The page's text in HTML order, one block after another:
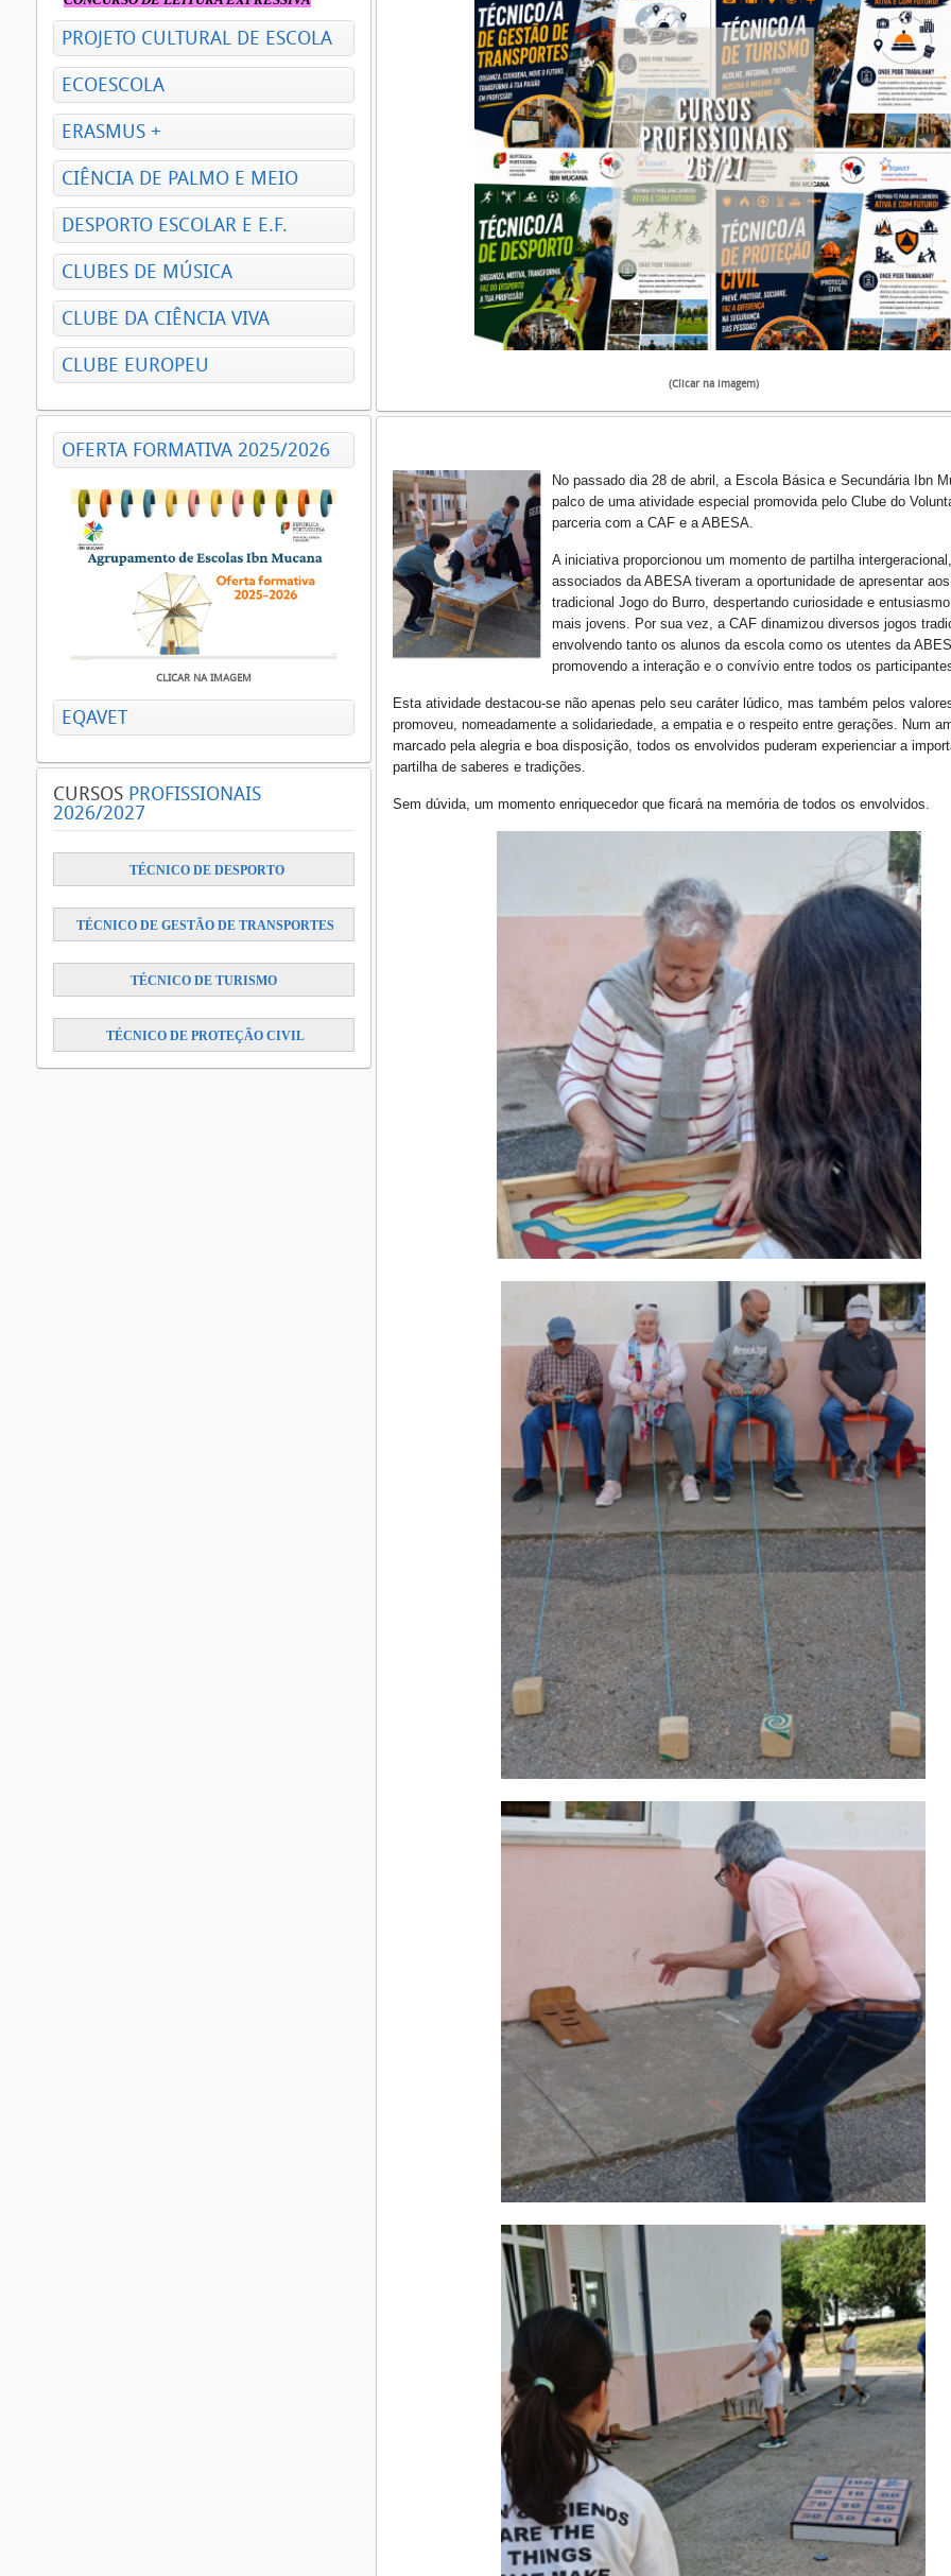
(Clicar na imagem)
No passado dia 28 de abril, a Escola Básica e Secundária Ibn
palco de uma atividade especial promovida pelo Clube do
parceria com a CAF e a ABESA.
A iniciativa proporcionou um momento de partilha
associados da ABESA tiveram a oportunidade de apresentar
tradicional Jogo do Burro, despertando curiosidade e
mais jovens. Por sua vez, a CAF dinamizou diversos jogos
envolvendo tanto os alunos da escola como os utentes da
promovendo a interação e o convívio entre todos os
Esta atividade destacou-se não apenas pelo seu caráter lúdico, mas também pelos
promoveu, nomeadamente a solidariedade, a empatia e o respeito entre gerações. Num
marcado pela alegria e boa disposição, todos os envolvidos puderam experienciar a
partilha de saberes e tradições.
Sem dúvida, um momento enriquecedor que ficará na memória de todos os envolvidos.
PROJETO CULTURAL DE ESCOLA
ECOESCOLA
ERASMUS +
CIÊNCIA DE PALMO E MEIO
DESPORTO ESCOLAR E E.F.
CLUBES DE MÚSICA
CLUBE DA CIÊNCIA VIVA
CLUBE EUROPEU
OFERTA FORMATIVA 2025/2026
CLICAR NA IMAGEM
EQAVET
CURSOS PROFISSIONAIS
2026/2027
TÉCNICO DE DESPORTO
TÉCNICO DE GESTÃO DE TRANSPORTES
TÉCNICO DE TURISMO
TÉCNICO DE PROTEÇÃO CIVIL